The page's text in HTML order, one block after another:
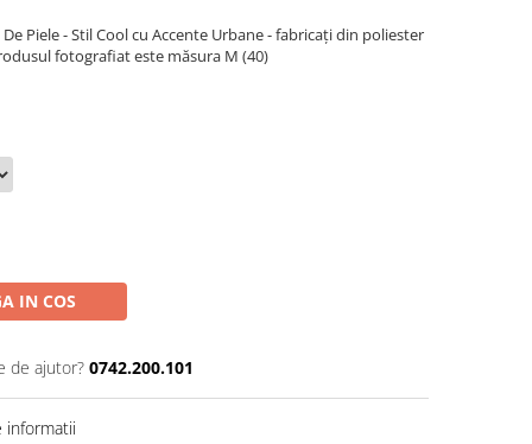
Piele - Stil Cool cu Accente Urbane - fabricați din poliester
fotografiat este măsura M (40)
IN COS
de ajutor? 0742.200.101
informatii